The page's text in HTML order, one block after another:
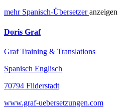
mehr Spanisch-Übersetzeranzeigen
Doris Graf
Graf Training & Translations
Spanisch Englisch
70794 Filderstadt
www.graf-uebersetzungen.com